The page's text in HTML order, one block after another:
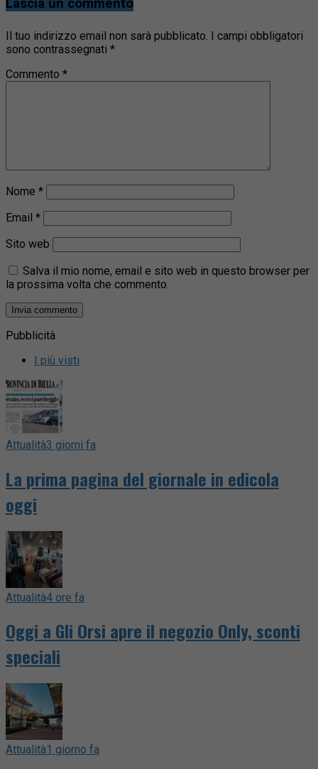
Lascia un commento
Il tuo indirizzo email non sarà pubblicato. I campi obbligatori
sono contrassegnati *
Commento *
Nome *
Email *
Sito web
Salva il mio nome, email e sito web in questo browser per
la prossima volta che commento.
Pubblicità
I più visti
Attualità3 giorni fa
La prima pagina del giornale in edicola
oggi
Attualità4 ore fa
Oggi a Gli Orsi apre il negozio Only, sconti
speciali
Attualità1 giorno fa